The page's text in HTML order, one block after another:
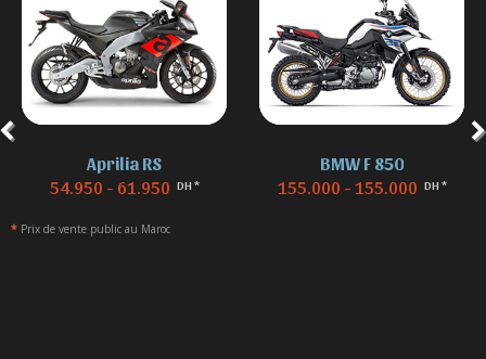
Aprilia RS
54.950 - 61.950 DH *
BMW F 850
155.000 - 155.000 DH *
* Prix de vente public au Maroc